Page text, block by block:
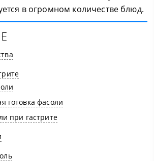
в огромном количестве блюд.
готовка фасоли
при гастрите